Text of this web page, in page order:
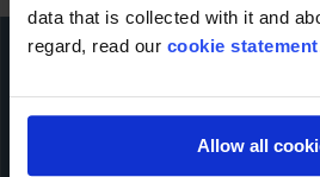
data that is collected with it and
regard, read our cookie statement
Allow all
Kontaktiere uns!